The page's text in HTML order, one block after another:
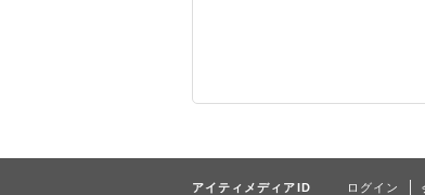
アイティメディアID ログイン